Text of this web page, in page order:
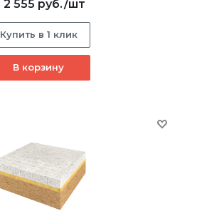
2 555 руб./шт
Купить в 1 клик
В корзину